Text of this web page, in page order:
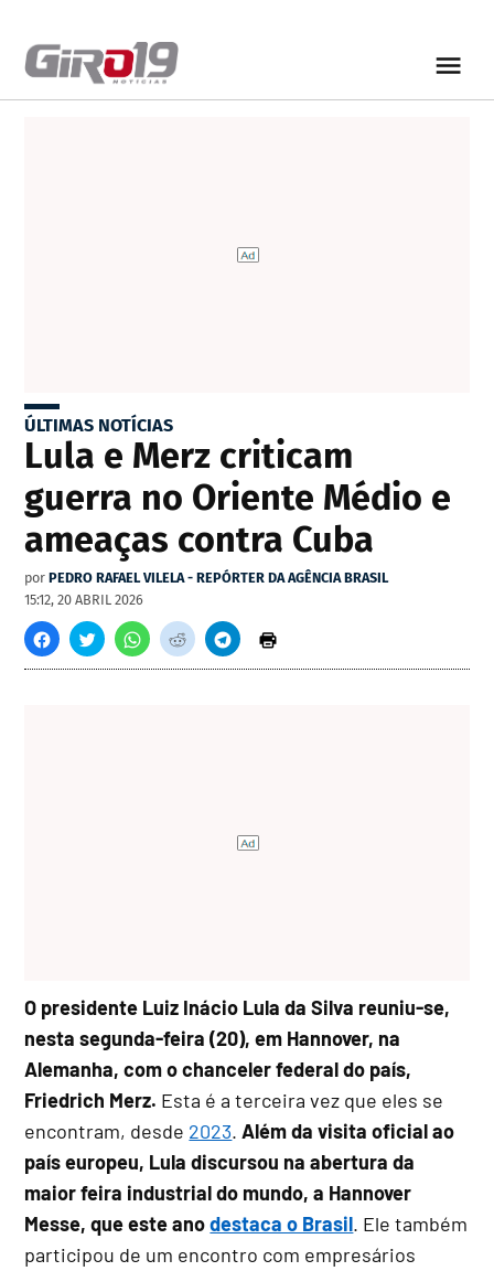
ÚLTIMAS NOTÍCIAS
Lula e Merz criticam
guerra no Oriente Médio e
ameaças contra Cuba
por PEDRO RAFAEL VILELA - REPÓRTER DA AGÊNCIA BRASIL
15:12, 20 ABRIL 2026
O presidente Luiz Inácio Lula da Silva reuniu-se,
nesta segunda-feira (20), em Hannover, na
Alemanha, com o chanceler federal do país,
Friedrich Merz. Esta é a terceira vez que eles se
encontram, desde 2023.Além da visita oficial ao
país europeu, Lula discursou na abertura da
maior feira industrial do mundo, a Hannover
Messe, que este anodestaca o Brasil. Ele também
participou de um encontro com empresários